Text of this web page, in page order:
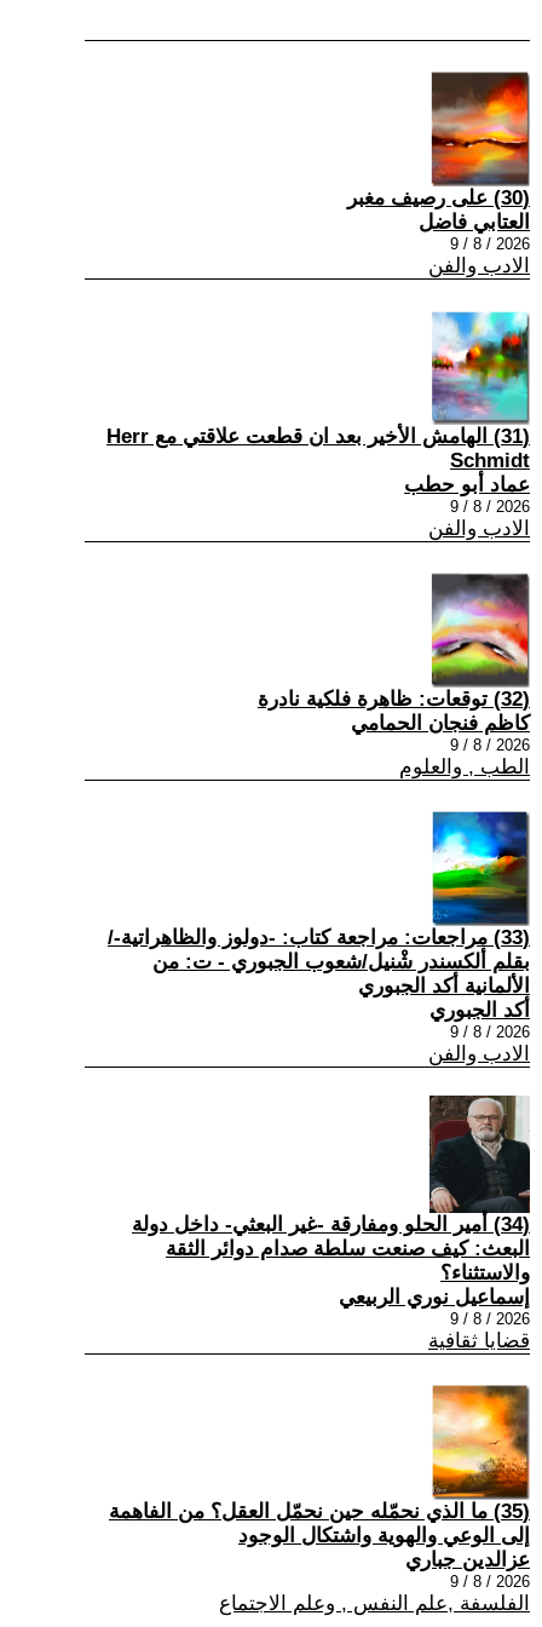
(30) على رصيف مغبر
العتابي فاضل
2026 / 8 / 9
الادب والفن
(31) الهامش الأخير بعد ان قطعت علاقتي مع Herr
Schmidt
عماد أبو حطب
2026 / 8 / 9
الادب والفن
(32) توقعات: ظاهرة فلكية نادرة
كاظم فنجان الحمامي
2026 / 8 / 9
الطب , والعلوم
(33) مراجعات: مراجعة كتاب: -دولوز والظاهراتية-/
بقلم ألكسندر شْنيل/شعوب الجبوري - ت: من
الألمانية أكد الجبوري
أكد الجبوري
2026 / 8 / 9
الادب والفن
(34) أمير الحلو ومفارقة -غير البعثي- داخل دولة
البعث: كيف صنعت سلطة صدام دوائر الثقة
والاستثناء؟
إسماعيل نوري الربيعي
2026 / 8 / 9
قضايا ثقافية
(35) ما الذي نحمّله حين نحمّل العقل؟ من الفاهمة
إلى الوعي والهوية واشتكال الوجود
عزالدين جباري
2026 / 8 / 9
الفلسفة ,علم النفس , وعلم الاجتماع